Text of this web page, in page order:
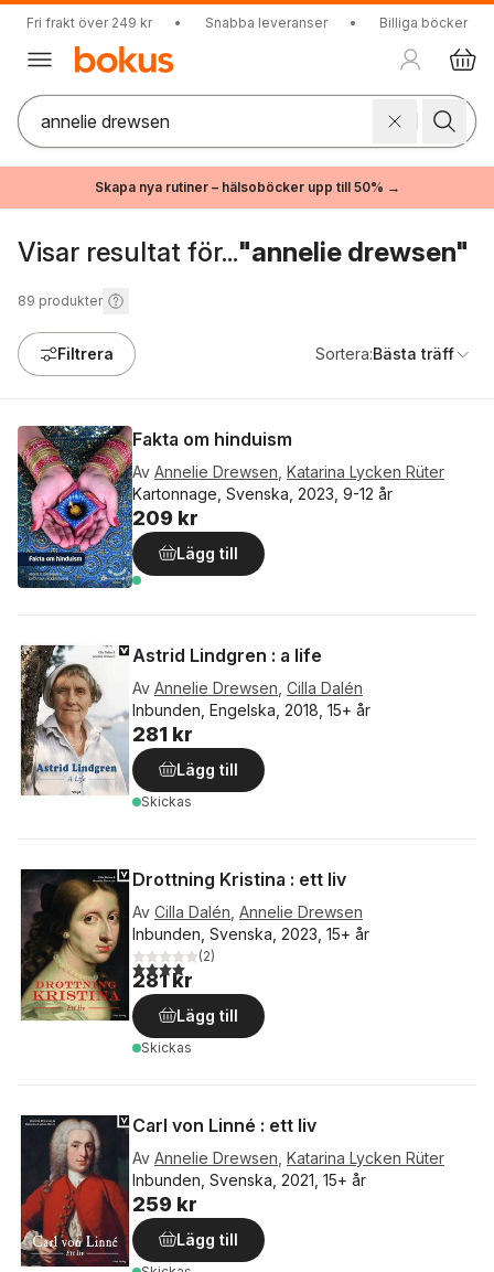
Fri frakt över 249 kr • Snabba leveranser • Billiga böcker
Skapa nya rutiner – hälsoböcker upp till 50% →
Visar resultat för..."annelie drewsen"
89 produkter
Filtrera Sortera:Bästa träff
Fakta om hinduism
Av Annelie Drewsen Katarina Lycken Rüter
Kartonnage, Svenska, 2023, 9-12 år
209 kr
Lägg till
Astrid Lindgren : a life
Av Annelie Drewsen Cilla Dalén
Inbunden, Engelska, 2018, 15+ år
281 kr
Lägg till
Skickas
Drottning Kristina : ett liv
Av Cilla Dalén Annelie Drewsen
Inbunden, Svenska, 2023, 15+ år
4,0utav 5 stjärnor. Totalt antal röster:
(2)
281 kr
Lägg till
Skickas
Carl von Linné : ett liv
Av Annelie Drewsen Katarina Lycken Rüter
Inbunden, Svenska, 2021, 15+ år
259 kr
Lägg till